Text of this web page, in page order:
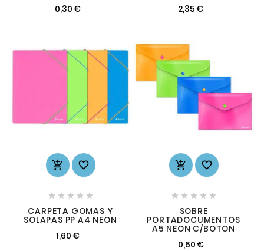
0,30 €
2,35 €
 
    
CARPETA GOMAS Y
SOLAPAS PP A4 NEON
1,60 €
 
    
SOBRE
PORTADOCUMENTOS
A5 NEON C/BOTON
0,60 €